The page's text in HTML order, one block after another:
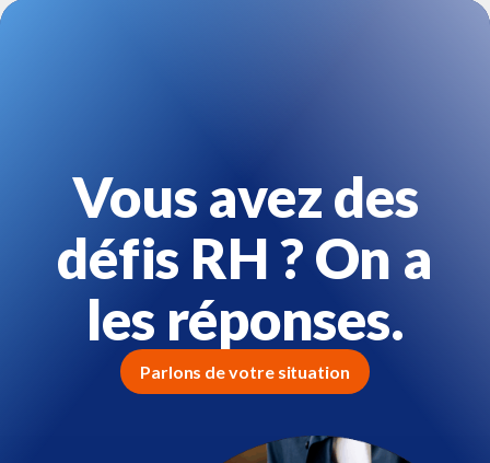
Vous avez des
défis RH ? On a
les réponses.
Parlons de votre situation